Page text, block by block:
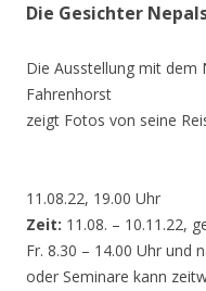
Die Gesichter
Die Ausstellung mit dem
Fahrenhorst
zeigt Fotos von seine
11.08.22, 19.00 Uhr
Zeit: 11.08. – 10.11.22,
Fr. 8.30 – 14.00 Uhr und
oder Seminare kann